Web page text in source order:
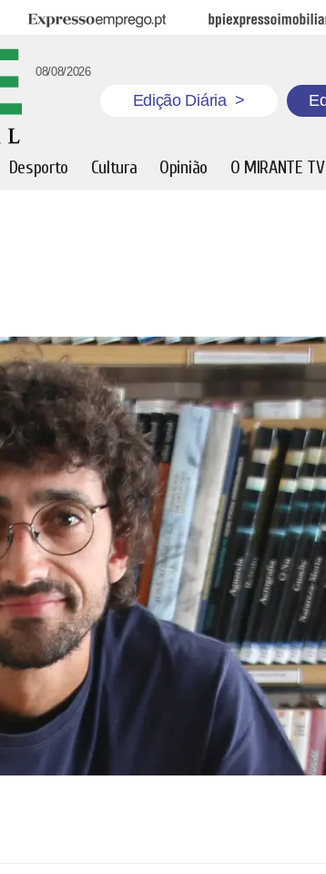
Expresso Emprego BPI Expresso
08/08/2026
Edição Diária >
Desporto Cultura Opinião O MIRANTE TV